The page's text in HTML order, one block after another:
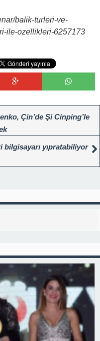
balik-turleri-ve-
ile-ozellikleri-6257173
Çin’de Şi Cinping’le
yıpratabiliyor